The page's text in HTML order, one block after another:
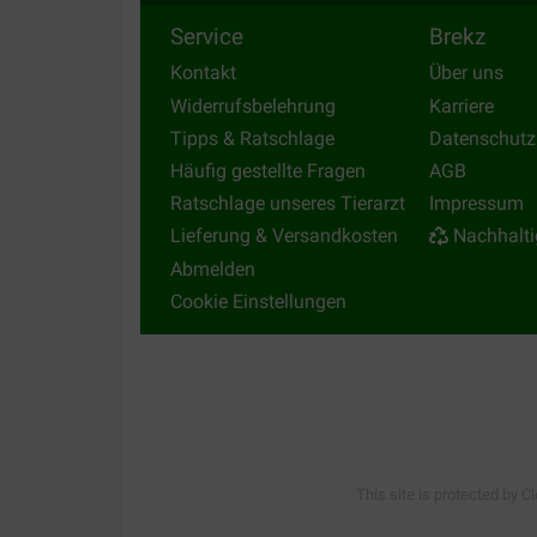
Service
Kontakt
Widerrufsbelehrung
Tipps & Ratschlage
Häufig gestellte Fragen
Ratschlage unseres Tierarzt
Lieferung & Versandkosten
Abmelden
Cookie Einstellungen
Brekz
Über uns
Karriere
Datenschutz
AGB
Impressum